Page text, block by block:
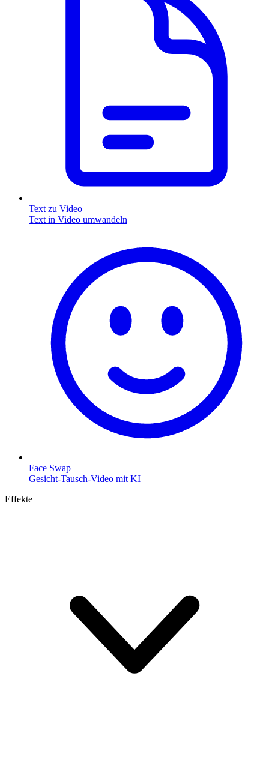
Text zu Video
Text in Video umwandeln
Face Swap
Gesicht-Tausch-Video mit KI
Effekte